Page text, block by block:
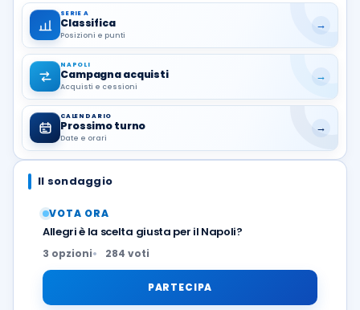
SERIE A
Classifica
Posizioni e punti
→
NAPOLI
Campagna acquisti
Acquisti e cessioni
→
CALENDARIO
Prossimo turno
Date e orari
→
Il sondaggio
VOTA ORA
Allegri è la scelta giusta per il Napoli?
3 opzioni 284 voti
PARTECIPA